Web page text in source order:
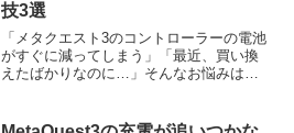
技3選
「メタクエスト3のコントローラーの電池
がすぐに減ってしまう」「最近、買い換
えたばかりなのに…」そんなお悩みはあ
す。SNSでも、新品なのに1ヶ月しか持た